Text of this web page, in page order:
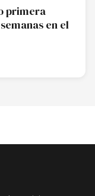
primera
en el